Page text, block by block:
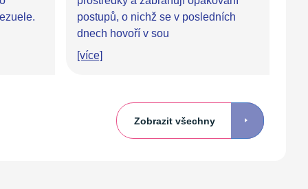
postupů, o nichž se v posledních
dnech hovoří v sou
[více]
Zobrazit všechny